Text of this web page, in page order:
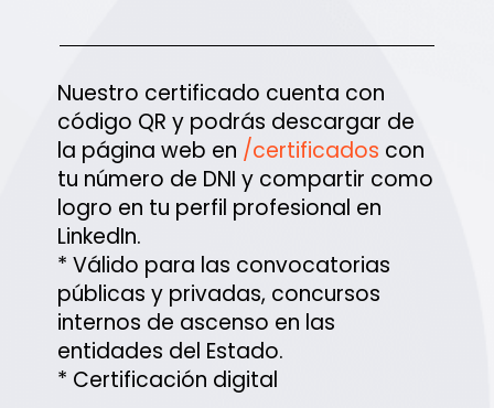
Nuestro certificado cuenta con
código QR y podrás descargar de
la página web en /certificados con
tu número de DNI y compartir como
logro en tu perfil profesional en
LinkedIn.
* Válido para las convocatorias
públicas y privadas, concursos
internos de ascenso en las
entidades del Estado.
* Certificación digital